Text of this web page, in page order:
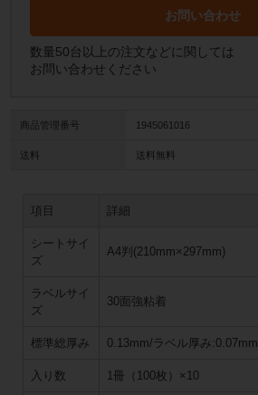
お問い合わせ
数量50台以上の注文などに関しては
お問い合わせください
商品管理番号 1945061016
送料 送料無料
項目 詳細
シートサイ
ズ
A4判(210mm×297mm)
ラベルサイ
ズ
30面強粘着
標準総厚み 0.13mm/ラベル厚み:0.07mm
入り数 1冊（100枚）×10